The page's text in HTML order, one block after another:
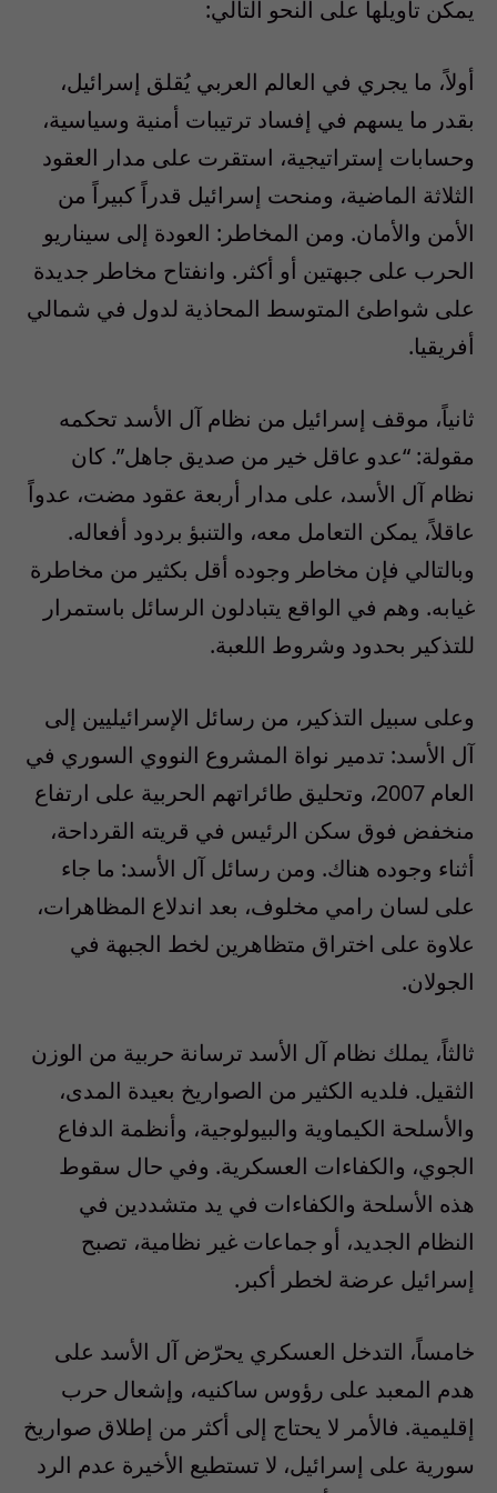
يمكن تأويلها على النحو التالي:
أولاً، ما يجري في العالم العربي يُقلق إسرائيل،
بقدر ما يسهم في إفساد ترتيبات أمنية وسياسية،
وحسابات إستراتيجية، استقرت على مدار العقود
الثلاثة الماضية، ومنحت إسرائيل قدراً كبيراً من
الأمن والأمان. ومن المخاطر: العودة إلى سيناريو
الحرب على جبهتين أو أكثر. وانفتاح مخاطر جديدة
على شواطئ المتوسط المحاذية لدول في شمالي
أفريقيا.
ثانياً، موقف إسرائيل من نظام آل الأسد تحكمه
مقولة: “عدو عاقل خير من صديق جاهل”. كان
نظام آل الأسد، على مدار أربعة عقود مضت، عدواً
عاقلاً، يمكن التعامل معه، والتنبؤ بردود أفعاله.
وبالتالي فإن مخاطر وجوده أقل بكثير من مخاطرة
غيابه. وهم في الواقع يتبادلون الرسائل باستمرار
للتذكير بحدود وشروط اللعبة.
وعلى سبيل التذكير، من رسائل الإسرائيليين إلى
آل الأسد: تدمير نواة المشروع النووي السوري في
العام 2007، وتحليق طائراتهم الحربية على ارتفاع
منخفض فوق سكن الرئيس في قريته القرداحة،
أثناء وجوده هناك. ومن رسائل آل الأسد: ما جاء
على لسان رامي مخلوف، بعد اندلاع المظاهرات،
علاوة على اختراق متظاهرين لخط الجبهة في
الجولان.
ثالثاً، يملك نظام آل الأسد ترسانة حربية من الوزن
الثقيل. فلديه الكثير من الصواريخ بعيدة المدى،
والأسلحة الكيماوية والبيولوجية، وأنظمة الدفاع
الجوي، والكفاءات العسكرية. وفي حال سقوط
هذه الأسلحة والكفاءات في يد متشددين في
النظام الجديد، أو جماعات غير نظامية، تصبح
إسرائيل عرضة لخطر أكبر.
خامساً، التدخل العسكري يحرّض آل الأسد على
هدم المعبد على رؤوس ساكنيه، وإشعال حرب
إقليمية. فالأمر لا يحتاج إلى أكثر من إطلاق صواريخ
سورية على إسرائيل، لا تستطيع الأخيرة عدم الرد